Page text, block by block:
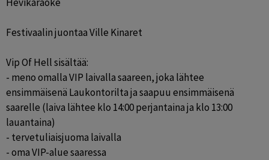
Festivaalin juontaa Ville Kinaret
Vip Of Hell sisältää:
- meno omalla VIP laivalla saareen, joka lähtee
ensimmäisenä Laukontorilta ja saapuu ensimmäisenä
saarelle (laiva lähtee klo 14:00 perjantaina ja klo 13:00
lauantaina)
- tervetuliaisjuoma laivalla
- oma VIP-alue saaressa